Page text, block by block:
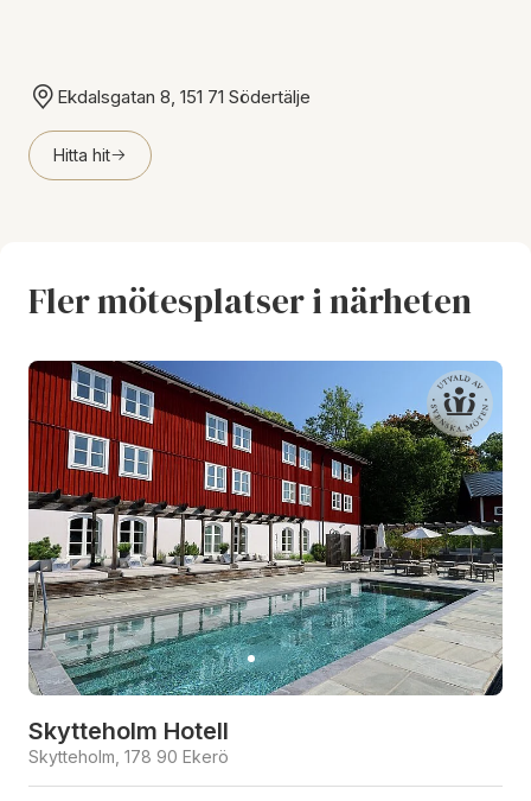
Ekdalsgatan 8, 151 71 Södertälje
Hitta hit
Fler mötesplatser i närheten
Skytteholm Hotell
Skytteholm, 178 90 Ekerö